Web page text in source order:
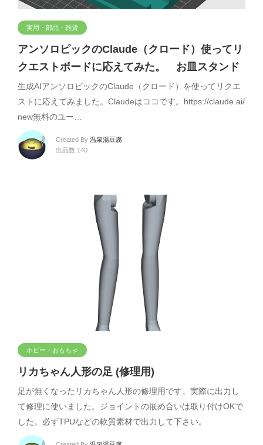
実用・部品・雑貨
アンソロピックのClaude（クロード）使ってリ
クエストボードに応えてみた。 お皿スタンド
生成AIアンソロピックのClaude（クロード）を使ってリクエ
ストに応えてみました。Claudeはココです。https://claude.ai/
new無料のユー…
Created By 温泉湯豆腐
出品数 140
ホビー・おもちゃ
リカちゃん人形の足 (修理用)
足が無くなったリカちゃん人形の修理用です。実際に出力し
て修理に使いました。ジョイントの嵌め合いは取り付けOKで
した。必ずTPUなどの軟質素材で出力して下さい。